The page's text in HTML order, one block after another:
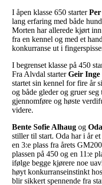
I åpen klasse 650 starter
lang erfaring med både
Morten har allerede kjørt
fra en kennel og med et
konkurranse ut i
I begrenset klasse på 450
Fra Alvdal starterGeir Inge
startet sin kennel for fire år
og både gleder og gruer
gjennomføre og høste
videre.
Bente Sofie Alhaug og
stiller til start. Oda har i år
en 3:e plass fra årets
plassen på 450 og en 11:e
ifølge begge kjørere noe
høyt konkurranseinstinkt
blir sikkert spennende fra